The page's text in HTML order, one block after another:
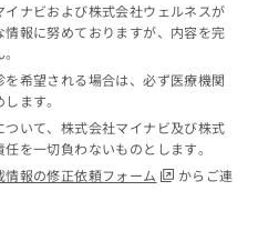
ナビおよび株式会社ウェルネスが
報に努めておりますが、内容を完
希望される場合は、必ず医療機関
ます。
いて、株式会社マイナビ及び株式
を一切負わないものとします。
情報の修正依頼フォーム
からご連